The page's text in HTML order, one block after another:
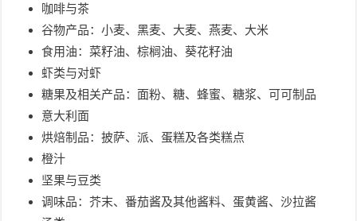
咖啡与茶
谷物产品：小麦、黑麦、大麦、燕麦、大米
食用油：菜籽油、棕榈油、葵花籽油
虾类与对虾
糖果及相关产品：面粉、糖、蜂蜜、糖浆、可可制品
意大利面
烘焙制品：披萨、派、蛋糕及各类糕点
橙汁
坚果与豆类
调味品：芥末、番茄酱及其他酱料、蛋黄酱、沙拉酱